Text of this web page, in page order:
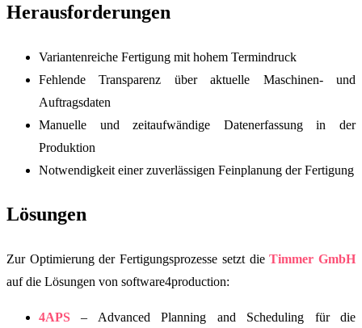
Herausforderungen
Variantenreiche Fertigung mit hohem Termindruck
Fehlende Transparenz über aktuelle Maschinen- und
Auftragsdaten
Manuelle und zeitaufwändige Datenerfassung in der
Produktion
Notwendigkeit einer zuverlässigen Feinplanung der Fertigung
Lösungen
Zur Optimierung der Fertigungsprozesse setzt dieTimmer GmbH
auf die Lösungen von software4production:
4APS – Advanced Planning and Scheduling für die